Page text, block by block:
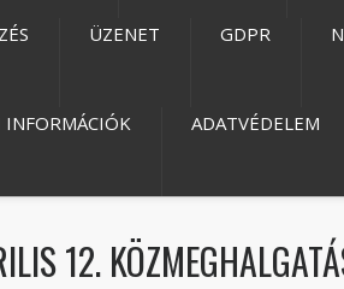
ÜZENET GDPR
INFORMÁCIÓK ADATVÉDELEM
12.